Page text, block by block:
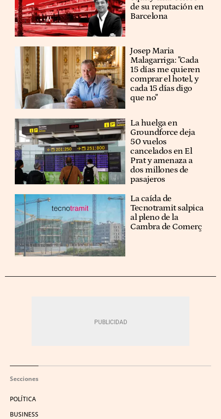
de su reputación en
Barcelona
​​Josep Maria
Malagarriga: "Cada
15 días me quieren
comprar el hotel, y
cada 15 días digo
que no"
La huelga en
Groundforce deja
50 vuelos
cancelados en El
Prat y amenaza a
dos millones de
pasajeros
La caída de
Tecnotramit salpica
al pleno de la
Cambra de Comerç
Secciones
POLÍTICA
BUSINESS